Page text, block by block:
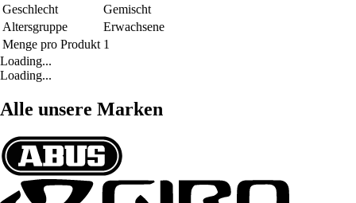
Geschlecht
Gemischt
Altersgruppe
Erwachsene
Menge pro Produkt 1
Loading...
Loading...
Alle unsere Marken